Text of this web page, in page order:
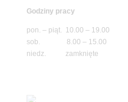
Godziny pracy
pon. – piąt. 10.00 – 19.00
sob. 8.00 – 15.00
niedz. zamknięte